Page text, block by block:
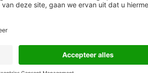
06 oktober 2025
Mihita Podobnik is per 30 september
2025 benoemd tot Chief People